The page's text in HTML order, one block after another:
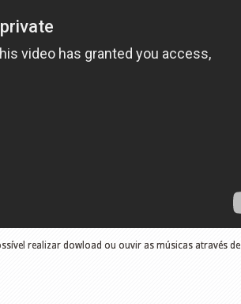
realizar dowload ou ouvir as músicas através de